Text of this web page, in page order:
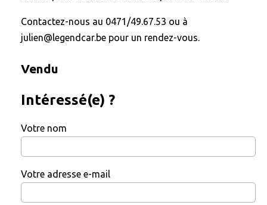
Contactez-nous au 0471/49.67.53 ou à
julien@legendcar.be pour un rendez-vous.
Vendu
Intéressé(e) ?
Votre nom
Votre adresse e-mail